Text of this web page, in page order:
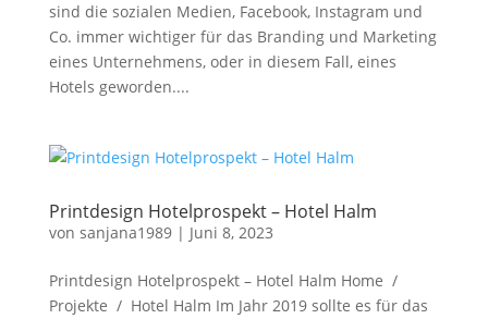
sind die sozialen Medien, Facebook, Instagram und
Co. immer wichtiger für das Branding und Marketing
eines Unternehmens, oder in diesem Fall, eines
Hotels geworden....
Printdesign Hotelprospekt – Hotel Halm
von sanjana1989| Juni 8, 2023
Printdesign Hotelprospekt – Hotel Halm Home /
Projekte / Hotel Halm Im Jahr 2019 sollte es für das